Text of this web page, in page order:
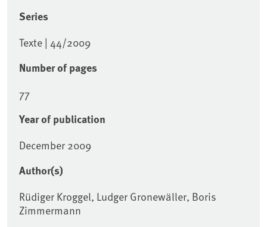
Series
Texte | 44/2009
Number of pages
77
Year of publication
December 2009
Author(s)
Rüdiger Kroggel, Ludger Gronewäller, Boris
Zimmermann